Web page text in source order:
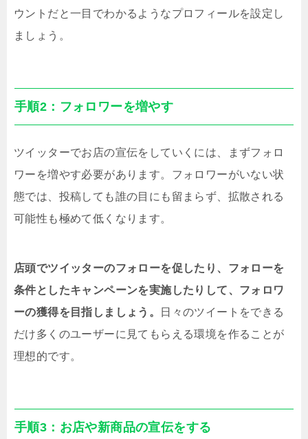
ウントだと一目でわかるようなプロフィールを設定し
ましょう。
手順2：フォロワーを増やす
ツイッターでお店の宣伝をしていくには、まずフォロ
ワーを増やす必要があります。フォロワーがいない状
態では、投稿しても誰の目にも留まらず、拡散される
可能性も極めて低くなります。
店頭でツイッターのフォローを促したり、フォローを
条件としたキャンペーンを実施したりして、フォロワ
ーの獲得を目指しましょう。
日々のツイートをできる
だけ多くのユーザーに見てもらえる環境を作ることが
理想的です。
手順3：お店や新商品の宣伝をする